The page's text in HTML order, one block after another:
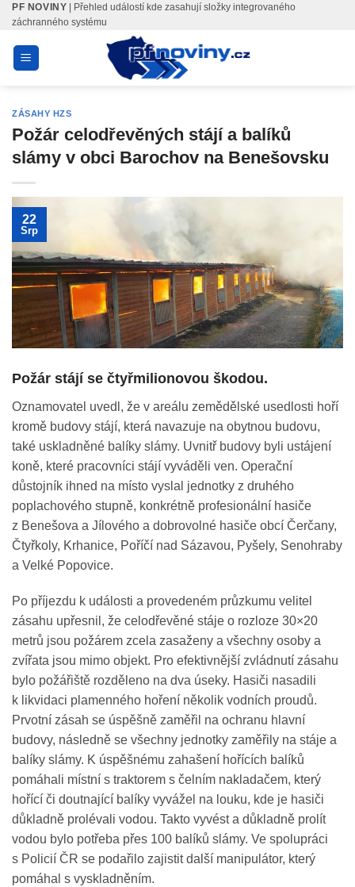
Skip
content
PF NOVINY | Přehled událostí kde zasahují složky integrovaného
záchranného systému
ZÁSAHY HZS
Požár celodřevěných stájí a balíků
slámy v obci Barochov na Benešovsku
22
Srp
Požár stájí se čtyřmilionovou škodou.
Oznamovatel uvedl, že v areálu zemědělské usedlosti hoří
kromě budovy stájí, která navazuje na obytnou budovu,
také uskladněné balíky slámy. Uvnitř budovy byli ustájení
koně, které pracovníci stájí vyváděli ven. Operační
důstojník ihned na místo vyslal jednotky z druhého
poplachového stupně, konkrétně profesionální hasiče
z Benešova a Jílového a dobrovolné hasiče obcí Čerčany,
Čtyřkoly, Krhanice, Poříčí nad Sázavou, Pyšely, Senohraby
a Velké Popovice.
Po příjezdu k události a provedeném průzkumu velitel
zásahu upřesnil, že celodřevěné stáje o rozloze 30×20
metrů jsou požárem zcela zasaženy a všechny osoby a
zvířata jsou mimo objekt. Pro efektivnější zvládnutí zásahu
bylo požářiště rozděleno na dva úseky. Hasiči nasadili
k likvidaci plamenného hoření několik vodních proudů.
Prvotní zásah se úspěšně zaměřil na ochranu hlavní
budovy, následně se všechny jednotky zaměřily na stáje a
balíky slámy. K úspěšnému zahašení hořících balíků
pomáhali místní s traktorem s čelním nakladačem, který
hořící či doutnající balíky vyvážel na louku, kde je hasiči
důkladně prolévali vodou. Takto vyvést a důkladně prolít
vodou bylo potřeba přes 100 balíků slámy. Ve spolupráci
s Policií ČR se podařilo zajistit další manipulátor, který
pomáhal s vyskladněním.